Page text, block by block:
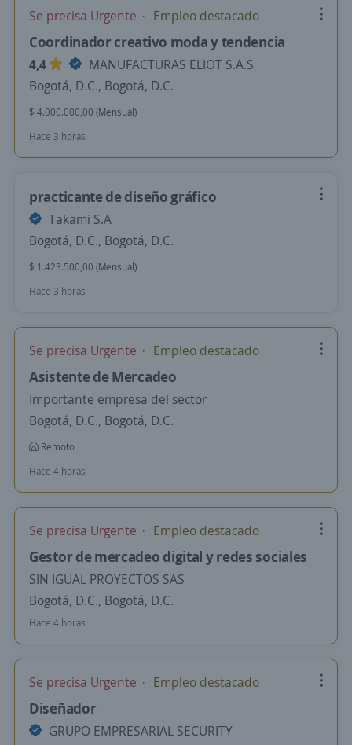
Se precisa Urgente Empleo destacado
Coordinador creativo moda y tendencia
4,4
MANUFACTURAS ELIOT S.A.S
Bogotá, D.C., Bogotá, D.C.
$ 4.000.000,00 (Mensual)
Hace 3 horas
practicante de diseño gráfico
Takami S.A
Bogotá, D.C., Bogotá, D.C.
$ 1.423.500,00 (Mensual)
Hace 3 horas
Se precisa Urgente Empleo destacado
Asistente de Mercadeo
Importante empresa del sector
Bogotá, D.C., Bogotá, D.C.
Remoto
Hace 4 horas
Se precisa Urgente Empleo destacado
Gestor de mercadeo digital y redes sociales
SIN IGUAL PROYECTOS SAS
Bogotá, D.C., Bogotá, D.C.
Hace 4 horas
Se precisa Urgente Empleo destacado
Diseñador
GRUPO EMPRESARIAL SECURITY